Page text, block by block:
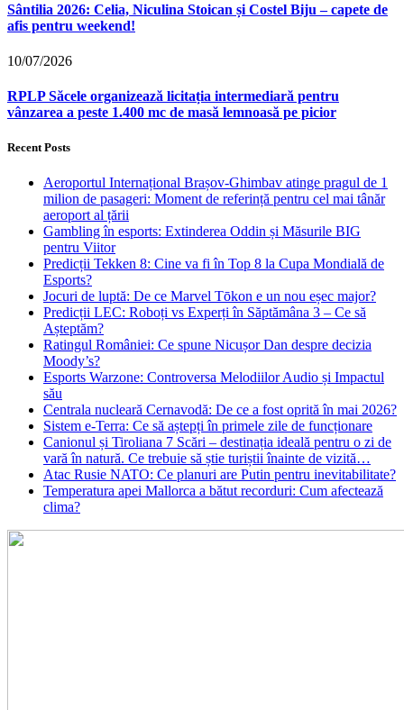
Sântilia 2026: Celia, Niculina Stoican și Costel Biju – capete de
afis pentru weekend!
10/07/2026
RPLP Săcele organizează licitația intermediară pentru
vânzarea a peste 1.400 mc de masă lemnoasă pe picior
Recent Posts
Aeroportul Internațional Brașov‑Ghimbav atinge pragul de 1
milion de pasageri: Moment de referință pentru cel mai tânăr
aeroport al țării
Gambling în esports: Extinderea Oddin și Măsurile BIG
pentru Viitor
Predicții Tekken 8: Cine va fi în Top 8 la Cupa Mondială de
Esports?
Jocuri de luptă: De ce Marvel Tōkon e un nou eșec major?
Predicții LEC: Roboți vs Experți în Săptămâna 3 – Ce să
Așteptăm?
Ratingul României: Ce spune Nicușor Dan despre decizia
Moody’s?
Esports Warzone: Controversa Melodiilor Audio și Impactul
său
Centrala nucleară Cernavodă: De ce a fost oprită în mai 2026?
Sistem e-Terra: Ce să aștepți în primele zile de funcționare
Canionul și Tiroliana 7 Scări – destinația ideală pentru o zi de
vară în natură. Ce trebuie să știe turiștii înainte de vizită…
Atac Rusie NATO: Ce planuri are Putin pentru inevitabilitate?
Temperatura apei Mallorca a bătut recorduri: Cum afectează
clima?